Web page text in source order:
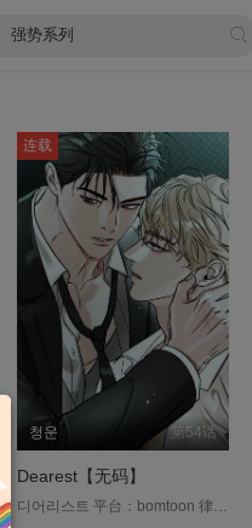
第54话
청운
连载
Dearest【无码】